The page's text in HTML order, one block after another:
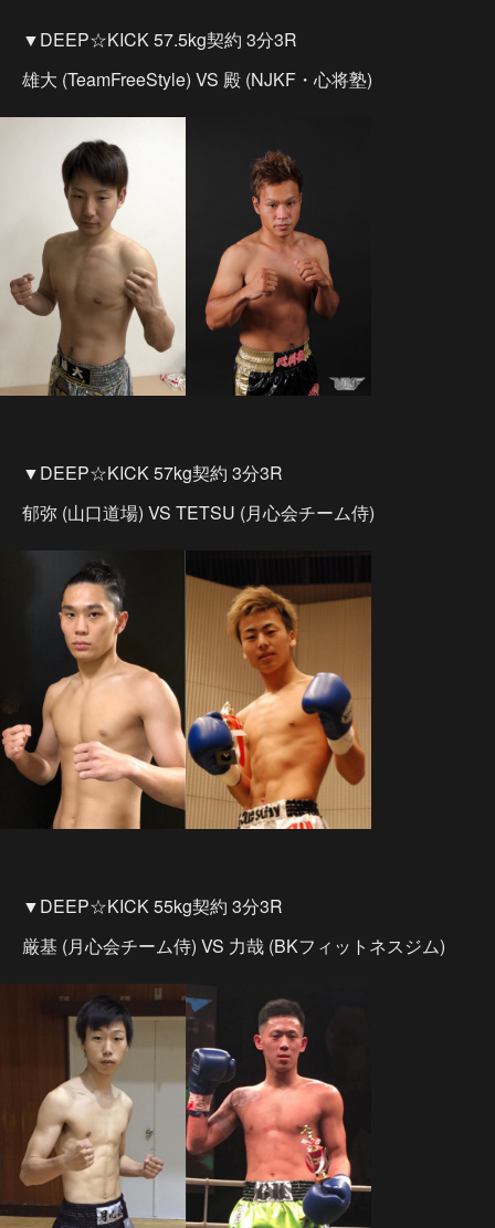
▼DEEP☆KICK 57.5kg契約 3分3R
雄大 (TeamFreeStyle) VS 殿 (NJKF・心将塾)
▼DEEP☆KICK 57kg契約 3分3R
郁弥 (山口道場) VS TETSU (月心会チーム侍)
▼DEEP☆KICK 55kg契約 3分3R
厳基 (月心会チーム侍) VS 力哉 (BKフィットネスジム)